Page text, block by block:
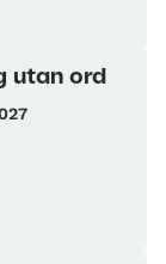
utan ord